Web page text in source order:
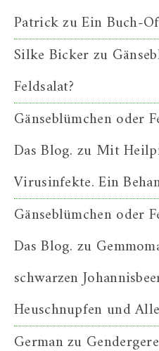
PatrickzuEin Buch-
Silke Bickerzu
Feldsalat?
Gänseblümchen oder
Das Blog. zu Mit
Virusinfekte. Ein
Gänseblümchen oder
Das Blog. zu
schwarzen
Heuschnupfen und
Germanzu